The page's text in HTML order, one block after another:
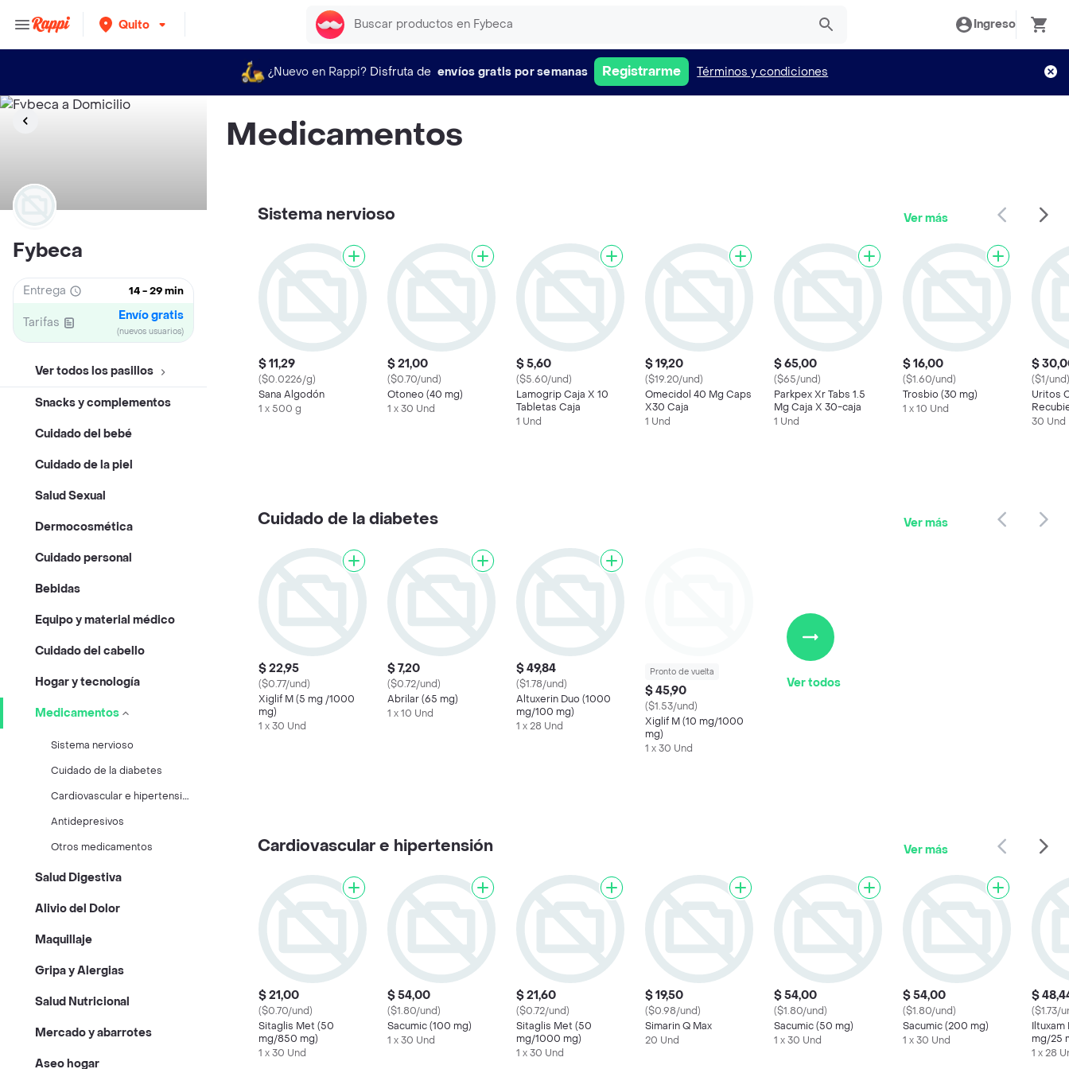
Quito Ingreso
¿Nuevo en Rappi? Disfruta de envíos gratis por semanas Registrarme Términos y condiciones
Fybeca
Entrega 14 - 29 min
Tarifas Envío gratis
(nuevos usuarios)
Ver todos los pasillos
Snacks y complementos
Cuidado del bebé
Cuidado de la piel
Salud Sexual
Dermocosmética
Cuidado personal
Bebidas
Equipo y material médico
Cuidado del cabello
Hogar y tecnología
Medicamentos
Sistema nervioso
Cuidado de la diabetes
C
ardiovascular e hipertensión
Antidepresivos
Otros medicamentos
Salud Digestiva
Alivio del Dolor
Maquillaje
Gripa y Alergias
Salud Nutricional
Mercado y abarrotes
Aseo hogar
Medicamentos
Sistema nervioso Ver más
$ 11,29
($0.0226/g)
Sana Algodón
1 x 500 g
$ 21,00
($0.70/und)
Otoneo (40 mg)
1 x 30 Und
$ 5,60
($5.60/und)
Lamogrip Caja X 10
Tabletas Caja
1 Und
$ 19,20
($19.20/und)
Omecidol 40 Mg Caps
X30 Caja
1 Und
$ 65,00
($65/und)
Parkpex Xr Tabs 1.5
Mg Caja X 30-caja
1 Und
$ 16,00
($1.60/und)
Trosbio (30 mg)
1 x 10 Und
$
($1/und)
Uritos
Caja
30 Und
Cuidado de la diabetes Ver más
$ 22,95
($0.77/und)
Xiglif M (5 mg /1000
mg)
1 x 30 Und
$ 7,20
($0.72/und)
Abrilar (65 mg)
1 x 10 Und
$ 49,84
($1.78/und)
Altuxerin Duo (1000
mg/100 mg)
1 x 28 Und
Pronto de vuelta
$ 45,90
($1.53/und)
Xiglif M (10 mg/1000
mg)
1 x 30 Und
Ver todos
Cardiovascular e hipertensión Ver más
$ 21,00
($0.70/und)
Sitaglis Met (50
mg/850 mg)
1 x 30 Und
$ 54,00
($1.80/und)
Sacumic (100 mg)
1 x 30 Und
$ 21,60
($0.72/und)
Sitaglis Met (50
mg/1000 mg)
1 x 30 Und
$ 19,50
($0.98/und)
Simarin Q Max
20 Und
$ 54,00
($1.80/und)
Sacumic (50 mg)
1 x 30 Und
$ 54,00
($1.80/und)
Sacumic (200 mg)
1 x 30 Und
$
($1.73/
Iltuxam
mg/25
1 x 28